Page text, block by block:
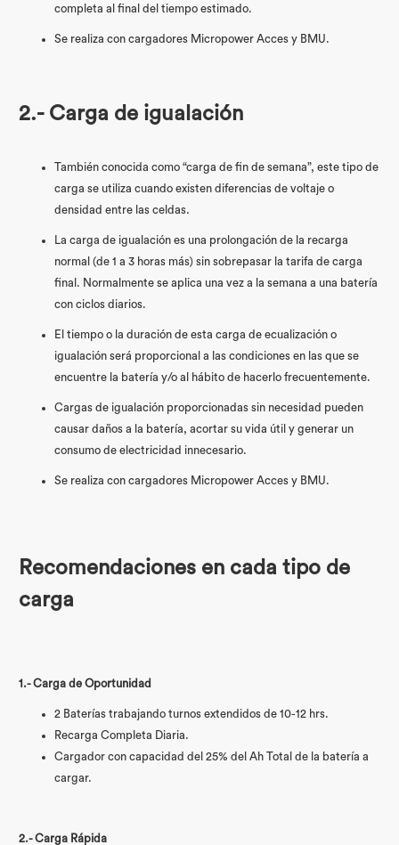
completa al final del tiempo estimado.
Se realiza con cargadores Micropower Acces y BMU.
2.- Carga de igualación
También conocida como “carga de fin de semana”, este tipo de
carga se utiliza cuando existen diferencias de voltaje o
densidad entre las celdas.
La carga de igualación es una prolongación de la recarga
normal (de 1 a 3 horas más) sin sobrepasar la tarifa de carga
final. Normalmente se aplica una vez a la semana a una batería
con ciclos diarios.
El tiempo o la duración de esta carga de ecualización o
igualación será proporcional a las condiciones en las que se
encuentre la batería y/o al hábito de hacerlo frecuentemente.
Cargas de igualación proporcionadas sin necesidad pueden
causar daños a la batería, acortar su vida útil y generar un
consumo de electricidad innecesario.
Se realiza con cargadores Micropower Acces y BMU.
Recomendaciones en cada tipo de
carga
1.- Carga de Oportunidad
2 Baterías trabajando turnos extendidos de 10-12 hrs.
Recarga Completa Diaria.
Cargador con capacidad del 25% del Ah Total de la batería a
cargar.
2.- Carga Rápida